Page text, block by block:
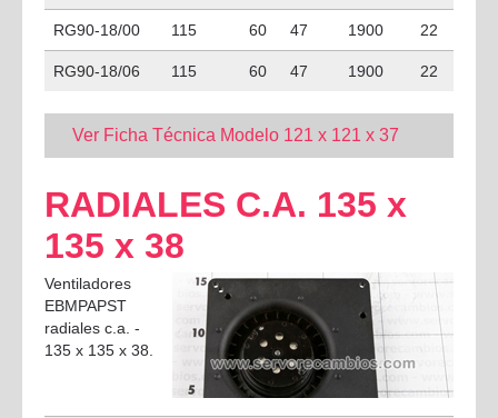
RG90-18/00 115 60 47 1900 22
RG90-18/06 115 60 47 1900 22
Ver Ficha Técnica Modelo 121 x 121 x 37
RADIALES C.A. 135 x
135 x 38
Ventiladores
EBMPAPST
radiales c.a. -
135 x 135 x 38.